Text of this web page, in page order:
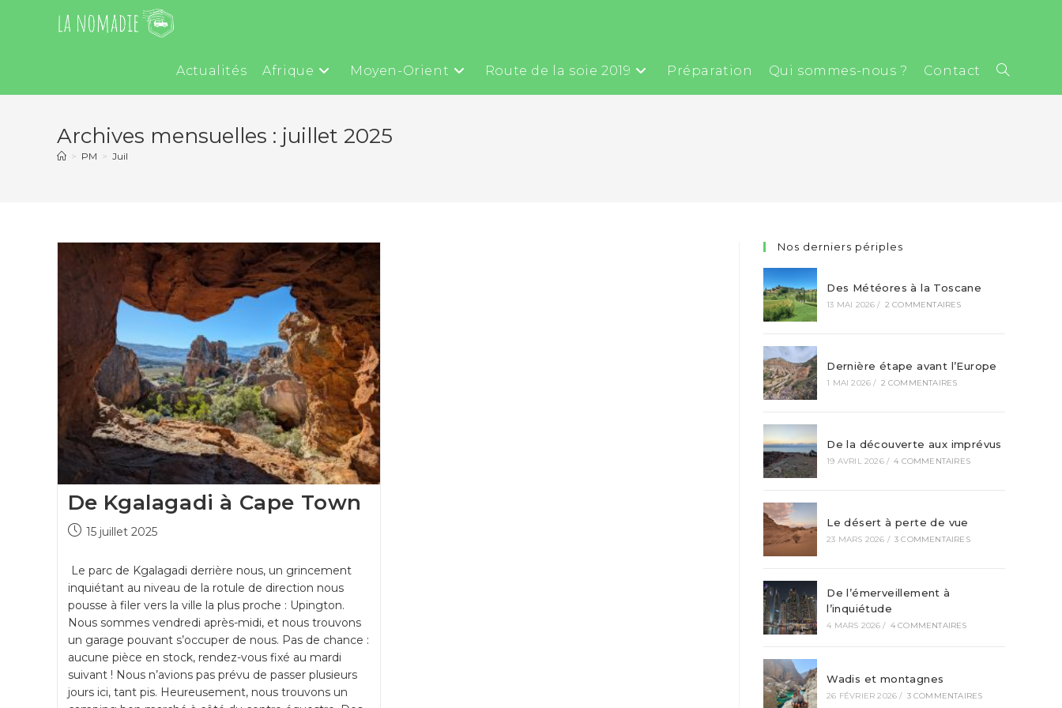
Actualités Afrique Moyen-Orient Route de la soie 2019 Préparation Qui sommes-nous ? Contact
Archives mensuelles : juillet 2025
> PM > Juil
De Kgalagadi à Cape Town
15 juillet 2025
Le parc de Kgalagadi derrière nous, un grincement
inquiétant au niveau de la rotule de direction nous
pousse à filer vers la ville la plus proche : Upington.
Nous sommes vendredi après-midi, et nous trouvons
un garage pouvant s’occuper de nous. Pas de chance :
aucune pièce en stock, rendez-vous fixé au mardi
suivant ! Nous n’avions pas prévu de passer plusieurs
jours ici, tant pis. Heureusement, nous trouvons un
Nos derniers périples
Des Météores à la Toscane
13 MAI 2026 / 2 COMMENTAIRES
Dernière étape avant l’Europe
1 MAI 2026 / 2 COMMENTAIRES
De la découverte aux imprévus
19 AVRIL 2026 / 4 COMMENTAIRES
Le désert à perte de vue
23 MARS 2026 / 3 COMMENTAIRES
De l’émerveillement à
l’inquiétude
4 MARS 2026 / 4 COMMENTAIRES
Wadis et montagnes
26 FÉVRIER 2026 / 3 COMMENTAIRES